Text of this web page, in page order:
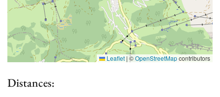
Leaflet | ©OpenStreetMapcontributors
Distances: